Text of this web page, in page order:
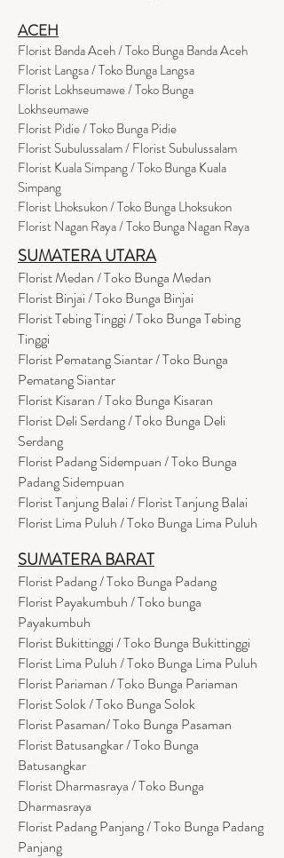
ACEH
Florist Banda Aceh / Toko Bunga Banda Aceh
Florist Langsa / Toko Bunga Langsa
Florist Lokhseumawe / Toko Bunga
Lokhseumawe
Florist Pidie / Toko Bunga Pidie
Florist Subulussalam / Florist Subulussalam
Florist Kuala Simpang / Toko Bunga Kuala
Simpang
Florist Lhoksukon / Toko Bunga Lhoksukon
Florist Nagan Raya / Toko Bunga Nagan Raya
SUMATERA UTARA
Florist Medan / Toko Bunga Medan
Florist Binjai / Toko Bunga Binjai
Florist Tebing Tinggi / Toko Bunga Tebing
Tinggi
Florist Pematang Siantar / Toko Bunga
Pematang Siantar
Florist Kisaran / Toko Bunga Kisaran
Florist Deli Serdang / Toko Bunga Deli
Serdang
Florist Padang Sidempuan / Toko Bunga
Padang Sidempuan
Florist Tanjung Balai / Florist Tanjung Balai
Florist Lima Puluh / Toko Bunga Lima Puluh
SUMATERA BARAT
Florist Padang / Toko Bunga Padang
Florist Payakumbuh / Toko bunga
Payakumbuh
Florist Bukittinggi / Toko Bunga Bukittinggi
Florist Lima Puluh / Toko Bunga Lima Puluh
Florist Pariaman / Toko Bunga Pariaman
Florist Solok / Toko Bunga Solok
Florist Pasaman/ Toko Bunga Pasaman
Florist Batusangkar / Toko Bunga
Batusangkar
Florist Dharmasraya / Toko Bunga
Dharmasraya
Florist Padang Panjang / Toko Bunga Padang
Panjang